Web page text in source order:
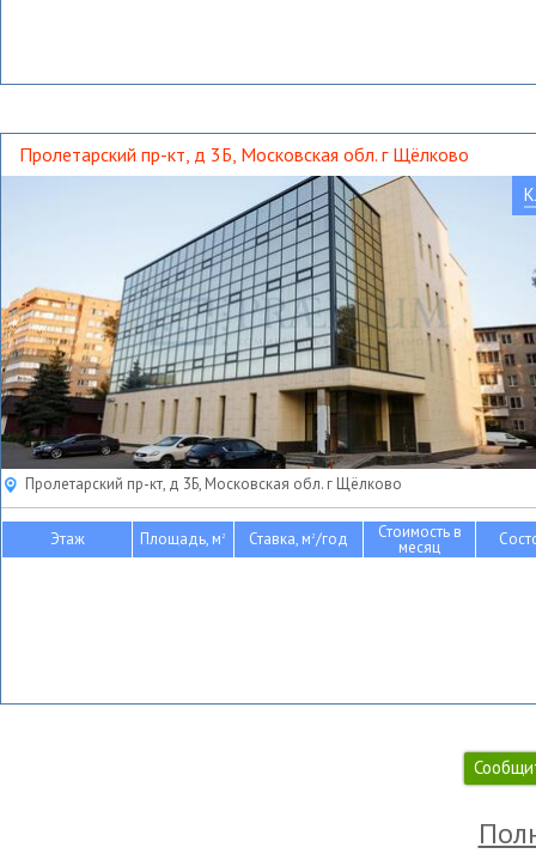
Пролетарский пр-кт, д 3Б, Московская обл. г Щёлково
Пролетарский пр-кт, д 3Б, Московская обл. г Щёлково
Этаж Площадь, м2 Ставка, м2/год Стоимость в
месяц